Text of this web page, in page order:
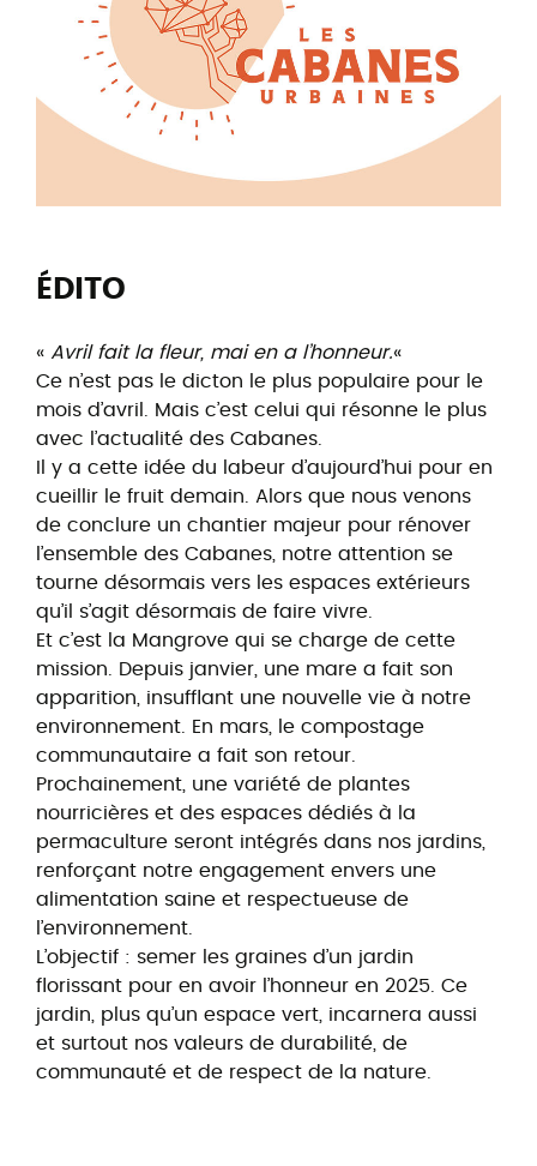
ÉDITO
« Avril fait la fleur, mai en a l’honneur.«
Ce n’est pas le dicton le plus populaire pour le
mois d’avril. Mais c’est celui qui résonne le plus
avec l’actualité des Cabanes.
Il y a cette idée du labeur d’aujourd’hui pour en
cueillir le fruit demain. Alors que nous venons
de conclure un chantier majeur pour rénover
l’ensemble des Cabanes, notre attention se
tourne désormais vers les espaces extérieurs
qu’il s’agit désormais de faire vivre.
Et c’est la Mangrove qui se charge de cette
mission. Depuis janvier, une mare a fait son
apparition, insufflant une nouvelle vie à notre
environnement. En mars, le compostage
communautaire a fait son retour.
Prochainement, une variété de plantes
nourricières et des espaces dédiés à la
permaculture seront intégrés dans nos jardins,
renforçant notre engagement envers une
alimentation saine et respectueuse de
l’environnement.
L’objectif : semer les graines d’un jardin
florissant pour en avoir l’honneur en 2025. Ce
jardin, plus qu’un espace vert, incarnera aussi
et surtout nos valeurs de durabilité, de
communauté et de respect de la nature.